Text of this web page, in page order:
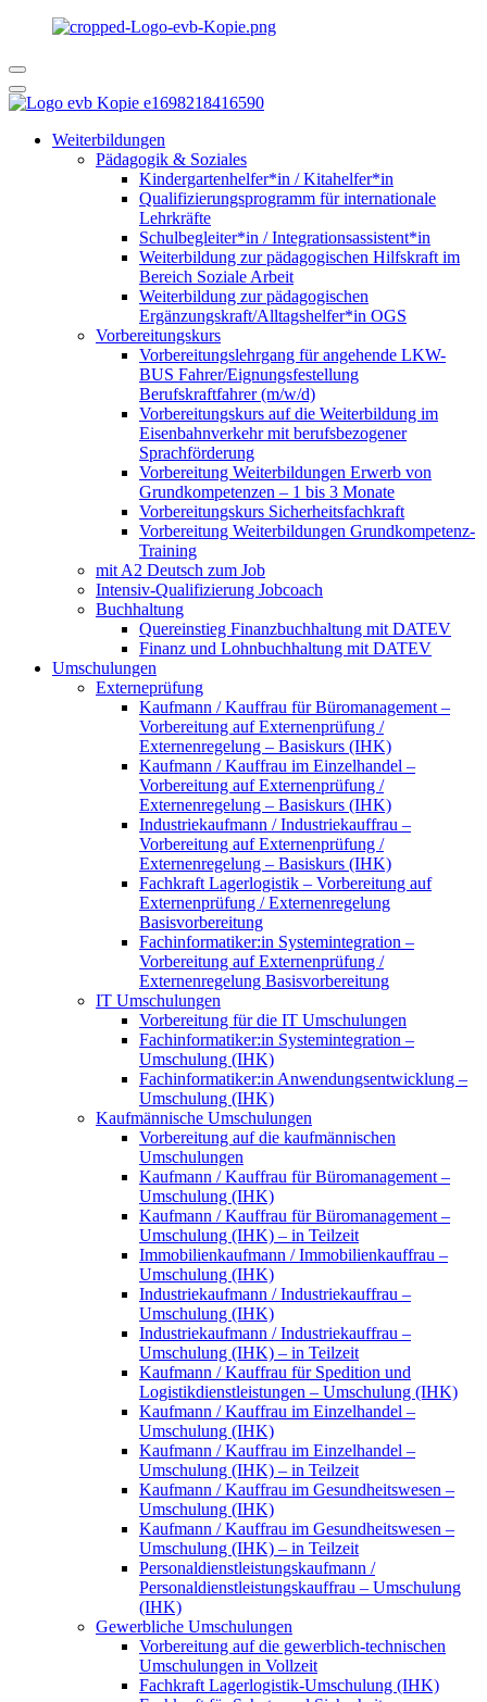
Weiterbildungen
Pädagogik & Soziales
Kindergartenhelfer*in / Kitahelfer*in
Qualifizierungsprogramm für internationale
Lehrkräfte
Schulbegleiter*in / Integrationsassistent*in
Weiterbildung zur pädagogischen Hilfskraft im
Bereich Soziale Arbeit
Weiterbildung zur pädagogischen
Ergänzungskraft/Alltagshelfer*in OGS
Vorbereitungskurs
Vorbereitungslehrgang für angehende LKW-
BUS Fahrer/Eignungsfestellung
Berufskraftfahrer (m/w/d)
Vorbereitungskurs auf die Weiterbildung im
Eisenbahnverkehr mit berufsbezogener
Sprachförderung
Vorbereitung Weiterbildungen Erwerb von
Grundkompetenzen – 1 bis 3 Monate
Vorbereitungskurs Sicherheitsfachkraft
Vorbereitung Weiterbildungen Grundkompetenz-
Training
mit A2 Deutsch zum Job
Intensiv-Qualifizierung Jobcoach
Buchhaltung
Quereinstieg Finanzbuchhaltung mit DATEV
Finanz und Lohnbuchhaltung mit DATEV
Umschulungen
Externeprüfung
Kaufmann / Kauffrau für Büromanagement –
Vorbereitung auf Externenprüfung /
Externenregelung – Basiskurs (IHK)
Kaufmann / Kauffrau im Einzelhandel –
Vorbereitung auf Externenprüfung /
Externenregelung – Basiskurs (IHK)
Industriekaufmann / Industriekauffrau –
Vorbereitung auf Externenprüfung /
Externenregelung – Basiskurs (IHK)
Fachkraft Lagerlogistik – Vorbereitung auf
Externenprüfung / Externenregelung
Basisvorbereitung
Fachinformatiker:in Systemintegration –
Vorbereitung auf Externenprüfung /
Externenregelung Basisvorbereitung
IT Umschulungen
Vorbereitung für die IT Umschulungen
Fachinformatiker:in Systemintegration –
Umschulung (IHK)
Fachinformatiker:in Anwendungsentwicklung –
Umschulung (IHK)
Kaufmännische Umschulungen
Vorbereitung auf die kaufmännischen
Umschulungen
Kaufmann / Kauffrau für Büromanagement –
Umschulung (IHK)
Kaufmann / Kauffrau für Büromanagement –
Umschulung (IHK) – in Teilzeit
Immobilienkaufmann / Immobilienkauffrau –
Umschulung (IHK)
Industriekaufmann / Industriekauffrau –
Umschulung (IHK)
Industriekaufmann / Industriekauffrau –
Umschulung (IHK) – in Teilzeit
Kaufmann / Kauffrau für Spedition und
Logistikdienstleistungen – Umschulung (IHK)
Kaufmann / Kauffrau im Einzelhandel –
Umschulung (IHK)
Kaufmann / Kauffrau im Einzelhandel –
Umschulung (IHK) – in Teilzeit
Kaufmann / Kauffrau im Gesundheitswesen –
Umschulung (IHK)
Kaufmann / Kauffrau im Gesundheitswesen –
Umschulung (IHK) – in Teilzeit
Personaldienstleistungskaufmann /
Personaldienstleistungskauffrau – Umschulung
(IHK)
Gewerbliche Umschulungen
Vorbereitung auf die gewerblich-technischen
Umschulungen in Vollzeit
Fachkraft Lagerlogistik-Umschulung (IHK)